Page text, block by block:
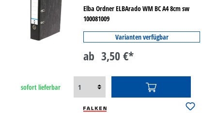
Elba Ordner ELBArado WM BC A4 8cm sw
100081009
Varianten verfügbar
ab 3,50 €*
sofort lieferbar